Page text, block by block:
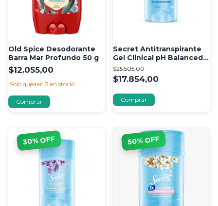
Old Spice Desodorante
Barra Mar Profundo 50 g
$12.055,00
¡Solo quedan 3 en stock!
Secret Antitranspirante
Gel Clinical pH Balanced
45 g
$17.854,00
$25.505,00
30% OFF 50% OFF